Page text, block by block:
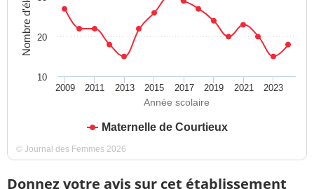
Année scolaire
Nombre d'élèves
Maternelle de Courtieux
2009 2011 2013 2015 2017 2019 2021 2023
10
20
© Journal des Femmes 2026
Donnez votre avis sur cet établissement